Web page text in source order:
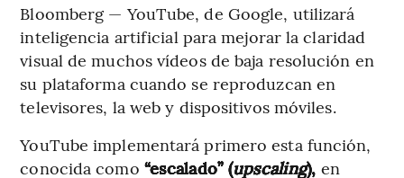
Bloomberg — YouTube, de Google, utilizará
inteligencia artificial para mejorar la claridad
visual de muchos vídeos de baja resolución en
su plataforma cuando se reproduzcan en
televisores, la web y dispositivos móviles.
YouTube implementará primero esta función,
conocida como “escalado” (upscaling), en